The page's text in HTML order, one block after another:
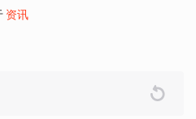
资讯